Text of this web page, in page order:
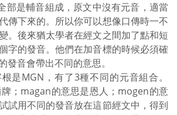
部是輔音組成，原文中沒有元音，適當
傳下來的。所以你可以想像口傳時一不
。後來猶太學者在經文之間加了點和短
字的發音。他們在加音標的時候必須確
發音會帶出不同的意思。
是MGN，有了3種不同的元音組合。
；magan的意思是恩人；mogen的意
試用不同的發音放在這節經文中，得到